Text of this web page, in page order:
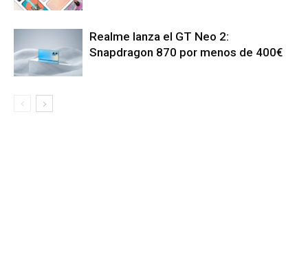
Realme lanza el GT Neo 2:
Snapdragon 870 por menos de 400€